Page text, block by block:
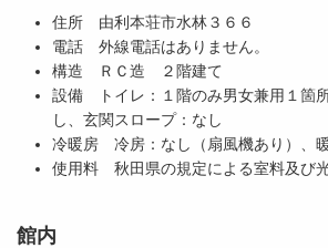
住所 由利本荘市水林３６６
電話 外線電話はありません。
構造 ＲＣ造 ２階建て
設備 トイレ：１階のみ男女兼用１箇
し、玄関スロープ：なし
冷暖房 冷房：なし（扇風機あり）、
使用料 秋田県の規定による室料及び
館内